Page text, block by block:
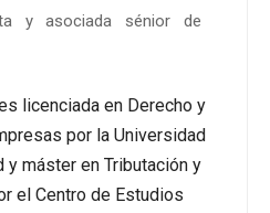
y asociada sénior de
licenciada en Derecho y
por la Universidad
y máster en Tributación y
el Centro de Estudios